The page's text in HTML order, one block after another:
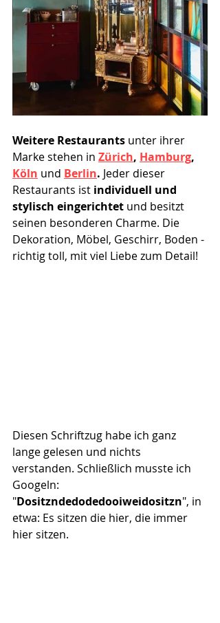
Weitere Restaurants unter ihrer
Marke stehen in Zürich, Hamburg,
Köln und Berlin. Jeder dieser
Restaurants ist individuell und
stylisch eingerichtet und besitzt
seinen besonderen Charme. Die
Dekoration, Möbel, Geschirr, Boden -
richtig toll, mit viel Liebe zum Detail!
Diesen Schriftzug habe ich ganz
lange gelesen und nichts
verstanden. Schließlich musste ich
Googeln:
"Dositzndedodedooiweidositzn", in
etwa: Es sitzen die hier, die immer
hier sitzen.